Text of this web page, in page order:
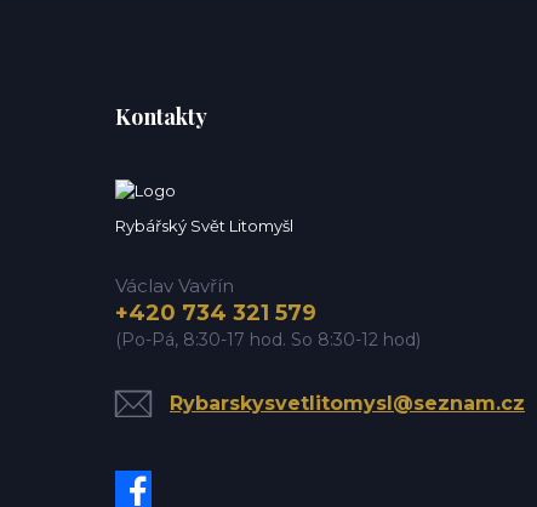
Kontakty
Rybářský Svět Litomyšl
Václav Vavřín
+420 734 321 579
(Po-Pá, 8:30-17 hod. So 8:30-12 hod)
Rybarskysvetlitomysl@seznam.cz